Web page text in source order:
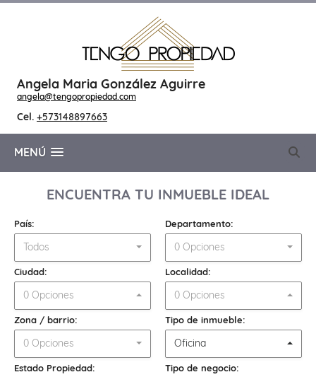
Angela Maria González Aguirre
angela@tengopropiedad.com
Cel. +573148897663
MENÚ
ENCUENTRA TU INMUEBLE IDEAL
País:
Todos
Departamento:
0 Opciones
Ciudad:
0 Opciones
Localidad:
0 Opciones
Zona / barrio:
0 Opciones
Tipo de inmueble:
Oficina
Estado Propiedad: Tipo de negocio: